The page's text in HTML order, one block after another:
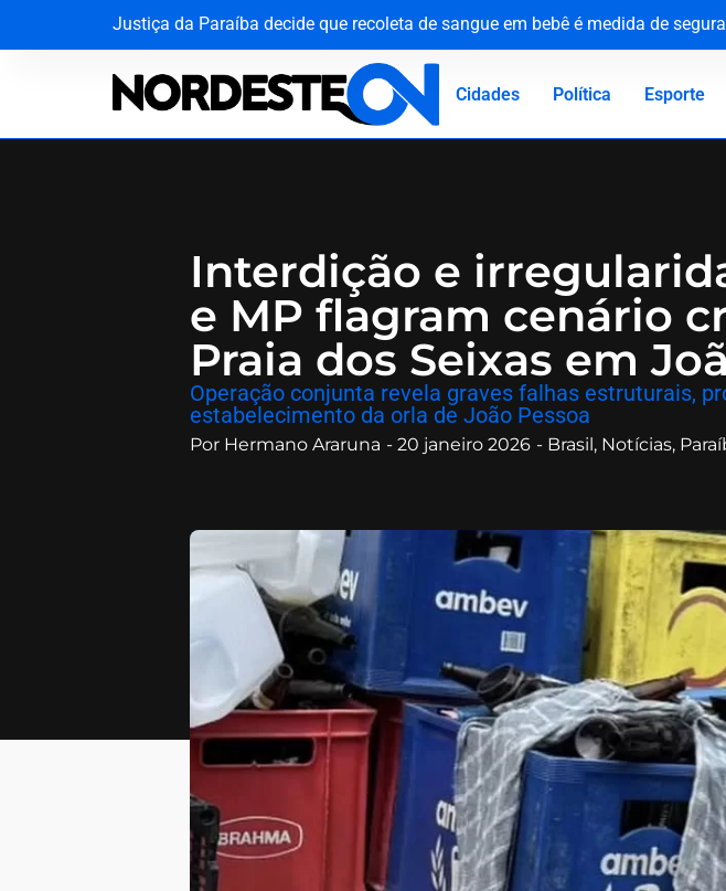
Justiça da Paraíba decide que recoleta de sangue em bebê é medida de
Agevisa celebra Dia Nacional da Vigilância Sanitária e reforça compromisso
Do palco do ‘É o Tchan’ aos canteiros de obras no Canadá: a virada de vida de
O silêncio que ecoa há oito décadas: Hiroshima homenageia vítimas no 81º
Cidades Política Esporte
Interdição e
e MP flagram cenário
Praia dos Seixas em
​Operação conjunta revela graves falhas estruturais,
estabelecimento da orla de João Pessoa
Por Hermano Araruna - 20 janeiro 2026 - Brasil, Notícias,